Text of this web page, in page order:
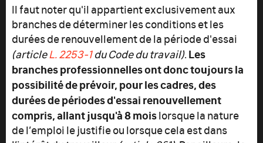
Il faut noter qu'il appartient exclusivement aux
branches de déterminer les conditions et les
durées de renouvellement de la période d'essai
(articleL. 2253-1du Code du travail).Les
branches professionnelles ont donc toujours la
possibilité de prévoir, pour les cadres, des
durées de périodes d'essai renouvellement
compris, allant jusqu'à 8 moislorsque la nature
de l’emploi le justifie ou lorsque cela est dans